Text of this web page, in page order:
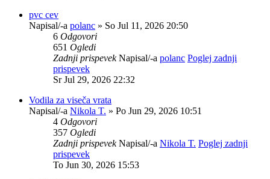
pvc cev
Napisal/-a polanc » So Jul 11, 2026 20:50
6 Odgovori
651 Ogledi
Zadnji prispevekNapisal/-a polanc Poglej zadnji
prispevek
Sr Jul 29, 2026 22:32
Vodila za viseča vrata
Napisal/-a Nikola T. » Po Jun 29, 2026 10:51
4 Odgovori
357 Ogledi
Zadnji prispevekNapisal/-a Nikola T. Poglej zadnji
prispevek
To Jun 30, 2026 15:53